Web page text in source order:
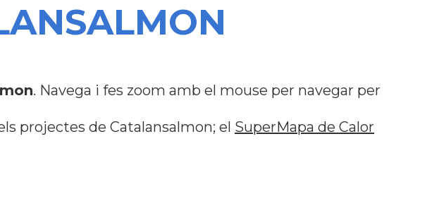
. Navega i fes zoom amb el mouse per navegar per
projectes de Catalansalmon; el SuperMapa de Calor